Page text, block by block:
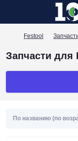
Festool
Запчасти для